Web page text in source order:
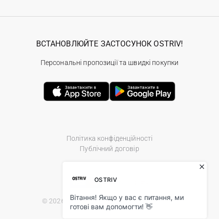
Політика конфіденційності
Публічний договір
© 2026 Ostriv.ua Store. All Rights Reserved.
ВСТАНОВЛЮЙТЕ ЗАСТОСУНОК OSTRIV!
Персональні пропозиції та швидкі покупки